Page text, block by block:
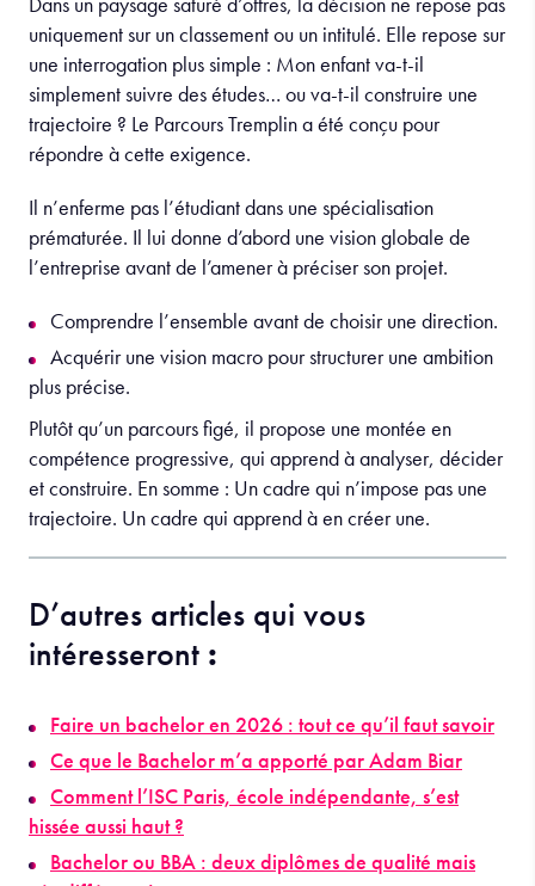
uniquement sur un classement ou un intitulé. Elle repose sur
une interrogation plus simple : Mon enfant va-t-il
simplement suivre des études… ou va-t-il construire une
trajectoire ? Le Parcours Tremplin a été conçu pour
répondre à cette exigence.
Il n’enferme pas l’étudiant dans une spécialisation
prématurée. Il lui donne d’abord une vision globale de
l’entreprise avant de l’amener à préciser son projet.
Comprendre l’ensemble avant de choisir une direction.
Acquérir une vision macro pour structurer une ambition
plus précise.
Plutôt qu’un parcours figé, il propose une montée en
compétence progressive, qui apprend à analyser, décider
et construire. En somme : Un cadre qui n’impose pas une
trajectoire. Un cadre qui apprend à en créer une.
D’autres articles qui vous
intéresseront :
Faire un bachelor en 2026 : tout ce qu’il faut savoir
Ce que le Bachelor m’a apporté par Adam Biar
Comment l’ISC Paris, école indépendante, s’est
hissée aussi haut ?
Bachelor ou BBA : deux diplômes de qualité mais